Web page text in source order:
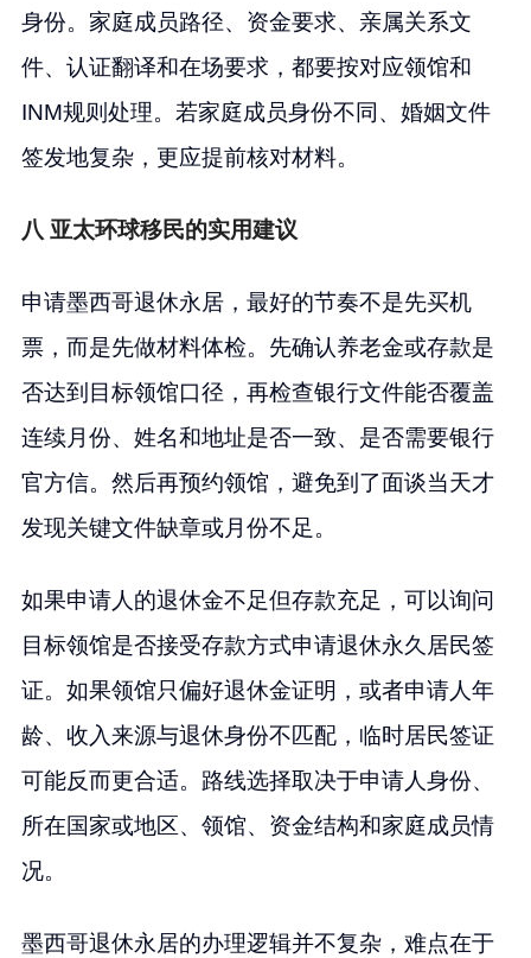
身份。家庭成员路径、资金要求、亲属关系文
件、认证翻译和在场要求，都要按对应领馆和
INM规则处理。若家庭成员身份不同、婚姻文件
签发地复杂，更应提前核对材料。
八 亚太环球移民的实用建议
申请墨西哥退休永居，最好的节奏不是先买机
票，而是先做材料体检。先确认养老金或存款是
否达到目标领馆口径，再检查银行文件能否覆盖
连续月份、姓名和地址是否一致、是否需要银行
官方信。然后再预约领馆，避免到了面谈当天才
发现关键文件缺章或月份不足。
如果申请人的退休金不足但存款充足，可以询问
目标领馆是否接受存款方式申请退休永久居民签
证。如果领馆只偏好退休金证明，或者申请人年
龄、收入来源与退休身份不匹配，临时居民签证
可能反而更合适。路线选择取决于申请人身份、
所在国家或地区、领馆、资金结构和家庭成员情
况。
墨西哥退休永居的办理逻辑并不复杂，难点在于